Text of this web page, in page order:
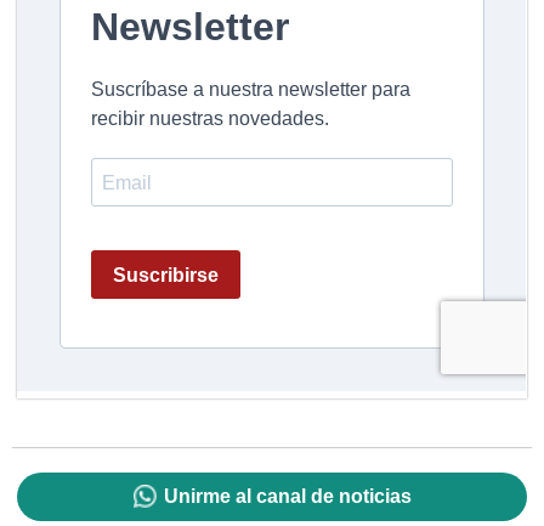
Unirme al canal de noticias